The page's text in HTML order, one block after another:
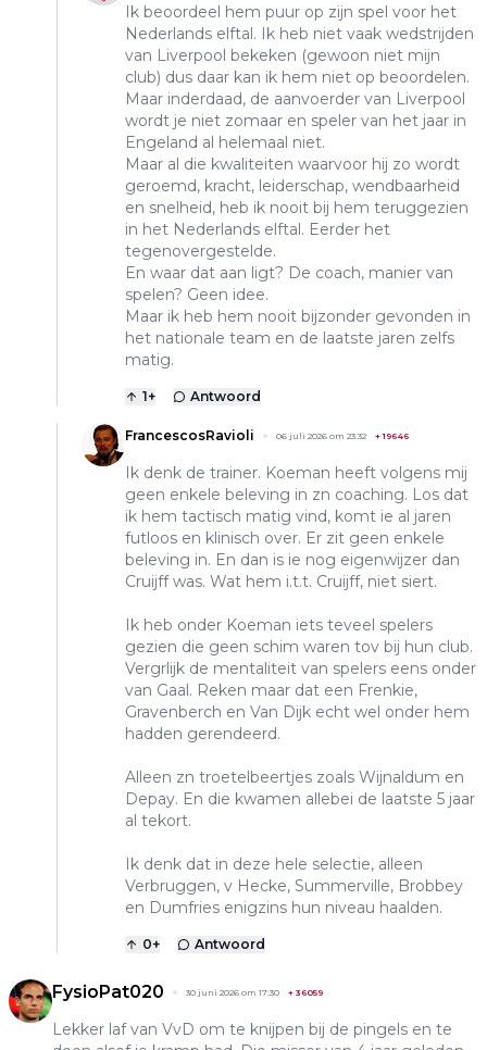
Ik beoordeel hem puur op zijn spel voor het
Nederlands elftal. Ik heb niet vaak wedstrijden
van Liverpool bekeken (gewoon niet mijn
club) dus daar kan ik hem niet op beoordelen.
Maar inderdaad, de aanvoerder van Liverpool
wordt je niet zomaar en speler van het jaar in
Engeland al helemaal niet.
Maar al die kwaliteiten waarvoor hij zo wordt
geroemd, kracht, leiderschap, wendbaarheid
en snelheid, heb ik nooit bij hem teruggezien
in het Nederlands elftal. Eerder het
tegenovergestelde.
En waar dat aan ligt? De coach, manier van
spelen? Geen idee.
Maar ik heb hem nooit bijzonder gevonden in
het nationale team en de laatste jaren zelfs
matig.
1+ Antwoord
FrancescosRavioli 06 juli 2026 om 23:32 +19646
Ik denk de trainer. Koeman heeft volgens mij
geen enkele beleving in zn coaching. Los dat
ik hem tactisch matig vind, komt ie al jaren
futloos en klinisch over. Er zit geen enkele
beleving in. En dan is ie nog eigenwijzer dan
Cruijff was. Wat hem i.t.t. Cruijff, niet siert.
Ik heb onder Koeman iets teveel spelers
gezien die geen schim waren tov bij hun club.
Vergrlijk de mentaliteit van spelers eens onder
van Gaal. Reken maar dat een Frenkie,
Gravenberch en Van Dijk echt wel onder hem
hadden gerendeerd.
Alleen zn troetelbeertjes zoals Wijnaldum en
Depay. En die kwamen allebei de laatste 5 jaar
al tekort.
Ik denk dat in deze hele selectie, alleen
Verbruggen, v Hecke, Summerville, Brobbey
en Dumfries enigzins hun niveau haalden.
0+ Antwoord
FysioPat020 30 juni 2026 om 17:30 + 36059
Lekker laf van VvD om te knijpen bij de pingels en te